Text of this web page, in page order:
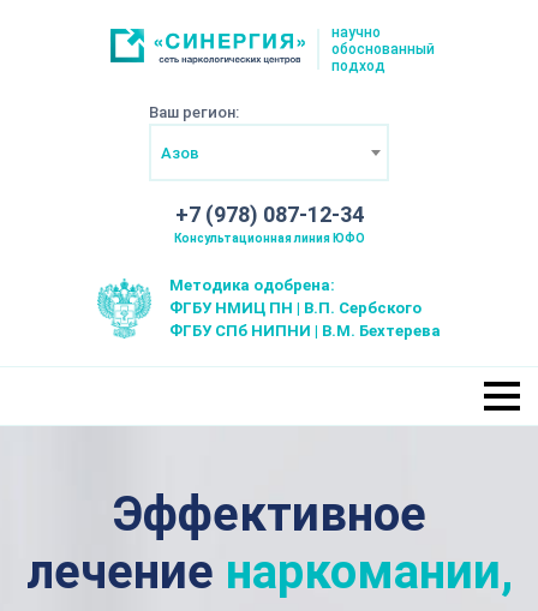
научно
обоснованный
подход
Ваш регион:
Азов
+7 (978) 087-12-34
Консультационная линия ЮФО
Методика одобрена:
ФГБУ НМИЦ ПН | В.П. Сербского
ФГБУ СПб НИПНИ | В.М. Бехтерева
Эффективное
лечение наркомании,